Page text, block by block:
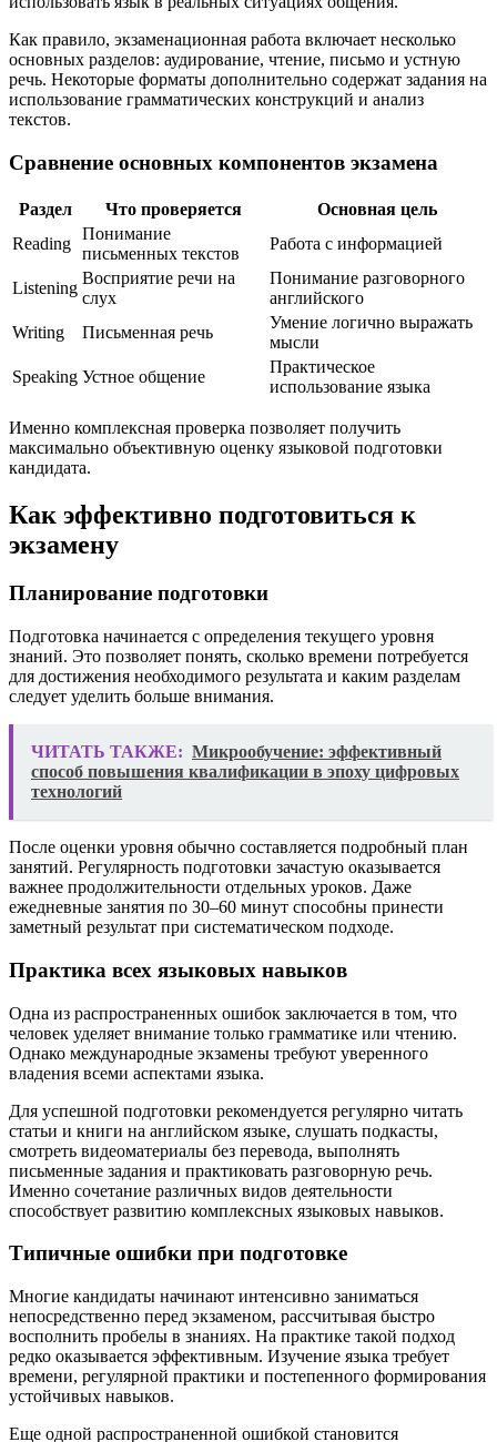
Как правило, экзаменационная работа включает несколько
основных разделов: аудирование, чтение, письмо и устную
речь. Некоторые форматы дополнительно содержат задания на
использование грамматических конструкций и анализ
текстов.
Сравнение основных компонентов экзамена
Раздел Что проверяется
Основная цель
Reading
Понимание
письменных текстов
Работа с информацией
Listening
Восприятие речи на
слух
Понимание разговорного
английского
Writing
Письменная речь
Умение логично выражать
мысли
Speaking Устное общение
Практическое
использование языка
Именно комплексная проверка позволяет получить
максимально объективную оценку языковой подготовки
кандидата.
Как эффективно подготовиться к
экзамену
Планирование подготовки
Подготовка начинается с определения текущего уровня
знаний. Это позволяет понять, сколько времени потребуется
для достижения необходимого результата и каким разделам
следует уделить больше внимания.
ЧИТАТЬ ТАКЖЕ: Микрообучение: эффективный
способ повышения квалификации в эпоху цифровых
технологий
После оценки уровня обычно составляется подробный план
занятий. Регулярность подготовки зачастую оказывается
важнее продолжительности отдельных уроков. Даже
ежедневные занятия по 30–60 минут способны принести
заметный результат при систематическом подходе.
Практика всех языковых навыков
Одна из распространенных ошибок заключается в том, что
человек уделяет внимание только грамматике или чтению.
Однако международные экзамены требуют уверенного
владения всеми аспектами языка.
Для успешной подготовки рекомендуется регулярно читать
статьи и книги на английском языке, слушать подкасты,
смотреть видеоматериалы без перевода, выполнять
письменные задания и практиковать разговорную речь.
Именно сочетание различных видов деятельности
способствует развитию комплексных языковых навыков.
Типичные ошибки при подготовке
Многие кандидаты начинают интенсивно заниматься
непосредственно перед экзаменом, рассчитывая быстро
восполнить пробелы в знаниях. На практике такой подход
редко оказывается эффективным. Изучение языка требует
времени, регулярной практики и постепенного формирования
устойчивых навыков.
Еще одной распространенной ошибкой становится